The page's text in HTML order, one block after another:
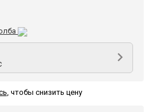
, чтобы снизить цену